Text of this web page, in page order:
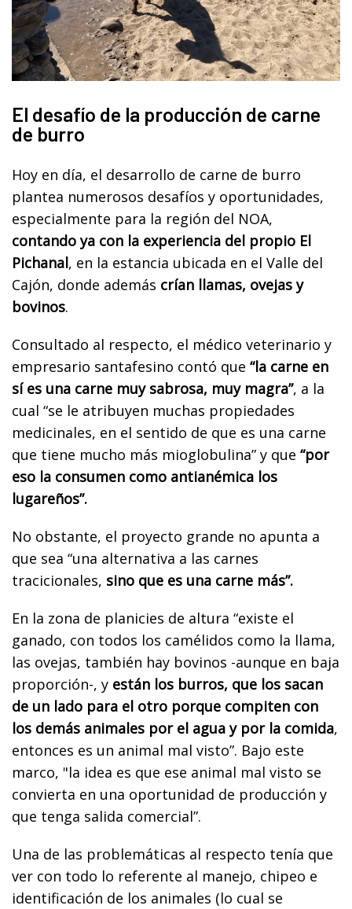
El desafío de la producción de carne
de burro
Hoy en día, el desarrollo de carne de burro
plantea numerosos desafíos y oportunidades,
especialmente para la región del NOA,
contando ya con la experiencia del propio El
Pichanal, en la estancia ubicada en el Valle del
Cajón, donde además crían llamas, ovejas y
bovinos.
Consultado al respecto, el médico veterinario y
empresario santafesino contó que “la carne en
sí es una carne muy sabrosa, muy magra”, a la
cual “se le atribuyen muchas propiedades
medicinales, en el sentido de que es una carne
que tiene mucho más mioglobulina” y que “por
eso la consumen como antianémica los
lugareños”.
No obstante, el proyecto grande no apunta a
que sea “una alternativa a las carnes
tracicionales, sino que es una carne más”.
En la zona de planicies de altura “existe el
ganado, con todos los camélidos como la llama,
las ovejas, también hay bovinos -aunque en baja
proporción-, y están los burros, que los sacan
de un lado para el otro porque compiten con
los demás animales por el agua y por la comida,
entonces es un animal mal visto”. Bajo este
marco, "la idea es que ese animal mal visto se
convierta en una oportunidad de producción y
que tenga salida comercial”.
Una de las problemáticas al respecto tenía que
ver con todo lo referente al manejo, chipeo e
identificación de los animales (lo cual se